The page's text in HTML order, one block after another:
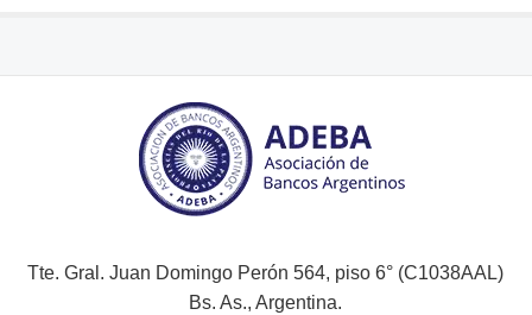
Tte. Gral. Juan Domingo Perón 564, piso 6° (C1038AAL)
Bs. As., Argentina.